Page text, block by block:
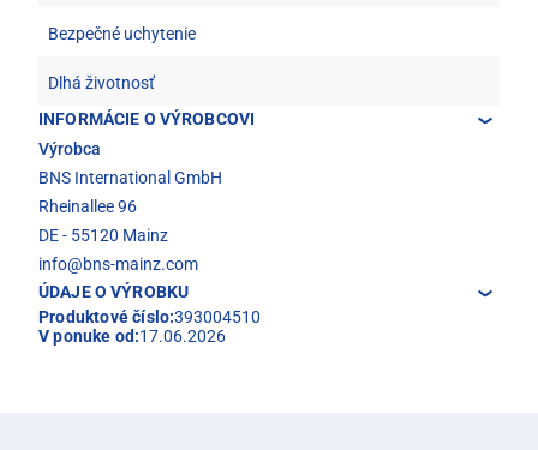
Bezpečné uchytenie
Dlhá životnosť
INFORMÁCIE O VÝROBCOVI
Výrobca
BNS International GmbH
Rheinallee 96
DE - 55120 Mainz
info@bns-mainz.com
ÚDAJE O VÝROBKU
Produktové číslo:393004510
V ponuke od:17.06.2026